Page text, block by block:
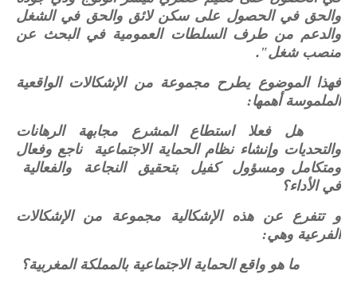
والحق في الحصول على سكن لائق والحق في الشغل
والدعم من طرف السلطات العمومية في البحث عن
منصب شغل" .
فهذا الموضوع يطرح مجموعة من الإشكالات الواقعية
الملموسة أهمها:
هل فعلا استطاع المشرع مجابهة الرهانات
والتحديات وإنشاء نظام الحماية الاجتماعية ناجع وفعال
ومتكامل ومسؤول كفيل بتحقيق النجاعة والفعالية
في الأداء؟
و تتفرع عن هذه الإشكالية مجموعة من الإشكالات
الفرعية وهي:
ما هو واقع الحماية الاجتماعية بالمملكة المغربية؟